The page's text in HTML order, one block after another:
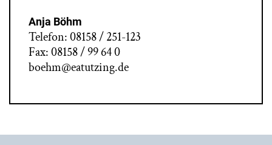
Anja Böhm
Telefon: 08158 / 251-123
Fax: 08158 / 99 64 0
boehm@eatutzing.de